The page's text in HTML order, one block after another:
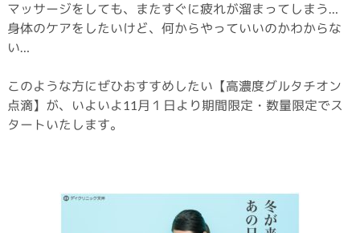
マッサージをしても、またすぐに疲れが溜まってしまう…
身体のケアをしたいけど、何からやっていいのかわからな
い…
このような方にぜひおすすめしたい【高濃度グルタチオン
点滴】が、いよいよ11月１日より期間限定・数量限定でス
タートいたします。